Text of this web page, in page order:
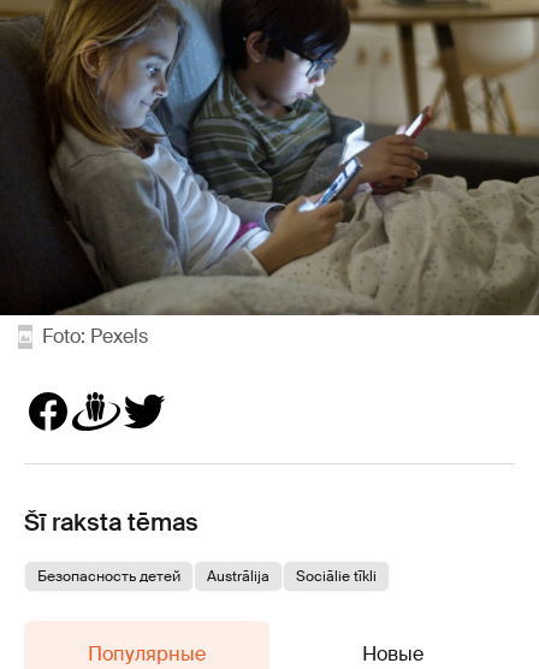
Foto: Pexels
Šī raksta tēmas
Безопасность детей Austrālija Sociālie tīkli
Популярные Новые